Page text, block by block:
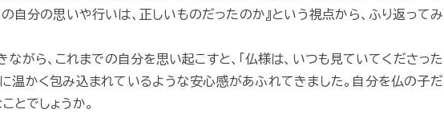
自分の思いや行いは、正しいものだったのか』という視点から、ふり返ってみ
がら、これまでの自分を思い起こすと、「仏様は、いつも見ていてくださった
に温かく包み込まれているような安心感があふれてきました。自分を仏の子だ
とでしょうか。